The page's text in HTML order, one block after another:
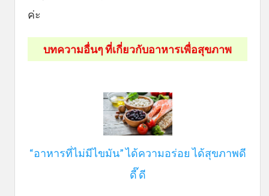
ค่ะ
บทความอื่นๆ ที่เกี่ยวกับอาหารเพื่อสุขภาพ
“อาหารที่ไม่มีไขมัน” ได้ความอร่อย ได้สุขภาพดี
ดี๊ ดี